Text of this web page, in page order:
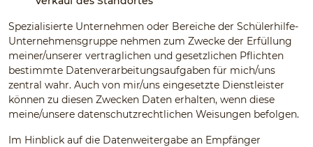
Spezialisierte Unternehmen oder Bereiche der Schülerhilfe-
Unternehmensgruppe nehmen zum Zwecke der Erfüllung
meiner/unserer vertraglichen und gesetzlichen Pflichten
bestimmte Datenverarbeitungsaufgaben für mich/uns
zentral wahr. Auch von mir/uns eingesetzte Dienstleister
können zu diesen Zwecken Daten erhalten, wenn diese
meine/unsere datenschutzrechtlichen Weisungen befolgen.
Im Hinblick auf die Datenweitergabe an Empfänger